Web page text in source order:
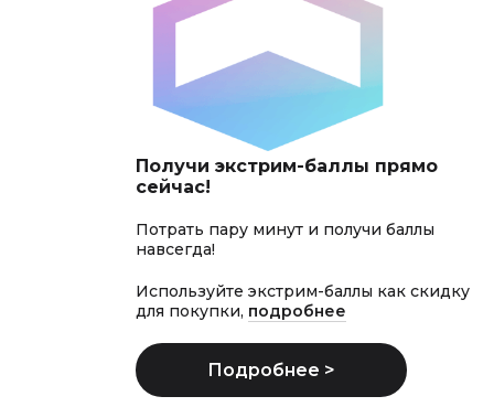
Получи экстрим-баллы прямо
сейчас!
Потрать пару минут и получи баллы
навсегда!
Используйте экстрим-баллы как скидку
для покупки, подробнее